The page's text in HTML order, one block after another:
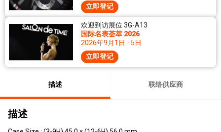
立即登记
欢迎到访展位 3G-A13
国际名表荟萃 2026
2026年9月1日 - 5日
立即登记
描述 联络供应商
描述